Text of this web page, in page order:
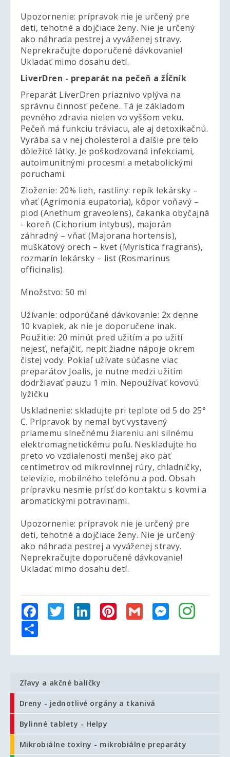
Upozornenie: prípravok nie je určený pre
deti, tehotné a dojčiace ženy. Nie je určený
ako náhrada pestrej a vyváženej stravy.
Neprekračujte doporučené dávkovanie!
Ukladať mimo dosahu detí.
LiverDren - preparát na pečeň a žĺčník
Preparát LiverDren priaznivo vplýva na
správnu činnosť pečene. Tá je základom
pevného zdravia nielen vo vyššom veku.
Pečeň má funkciu tráviacu, ale aj detoxikačnú.
Vyrába sa v nej cholesterol a ďalšie pre telo
dôležité látky. Je poškodzovaná infekciami,
autoimunitnými procesmi a metabolickými
poruchami.
Zloženie: 20% lieh, rastliny: repík lekársky –
vňať (Agrimonia eupatoria), kôpor voňavý –
plod (Anethum graveolens), čakanka obyčajná
- koreň (Cichorium intybus), majorán
záhradný – vňať (Majorana hortensis),
muškátový orech – kvet (Myristica fragrans),
rozmarín lekársky – list (Rosmarinus
officinalis).
Množstvo: 50 ml
Užívanie: odporúčané dávkovanie: 2x denne
10 kvapiek, ak nie je doporučene inak.
Použitie: 20 minút pred užitím a po užití
nejesť, nefajčiť, nepiť žiadne nápoje okrem
čistej vody. Pokiaľ užívate súčasne viac
preparátov Joalis, je nutne medzi užitím
dodržiavať pauzu 1 min. Nepoužívať kovovú
lyžičku
Uskladnenie: skladujte pri teplote od 5 do 25°
C. Prípravok by nemal byť vystavený
priamemu slnečnému žiareniu ani silnému
elektromagnetickému poľu. Neskladujte ho
preto vo vzdialenosti menšej ako päť
centimetrov od mikrovlnnej rúry, chladničky,
televízie, mobilného telefónu a pod. Obsah
prípravku nesmie prísť do kontaktu s kovmi a
aromatickými potravinami.
Upozornenie: prípravok nie je určený pre
deti, tehotné a dojčiace ženy. Nie je určený
ako náhrada pestrej a vyváženej stravy.
Neprekračujte doporučené dávkovanie!
Ukladať mimo dosahu detí.
FacebookTwitterLinkedInPinterest
Gmail Messenger
Zľavy a akčné balíčky
Dreny - jednotlivé orgány a tkanivá
Bylinné tablety - Helpy
Mikrobiálne toxíny - mikrobiálne preparáty